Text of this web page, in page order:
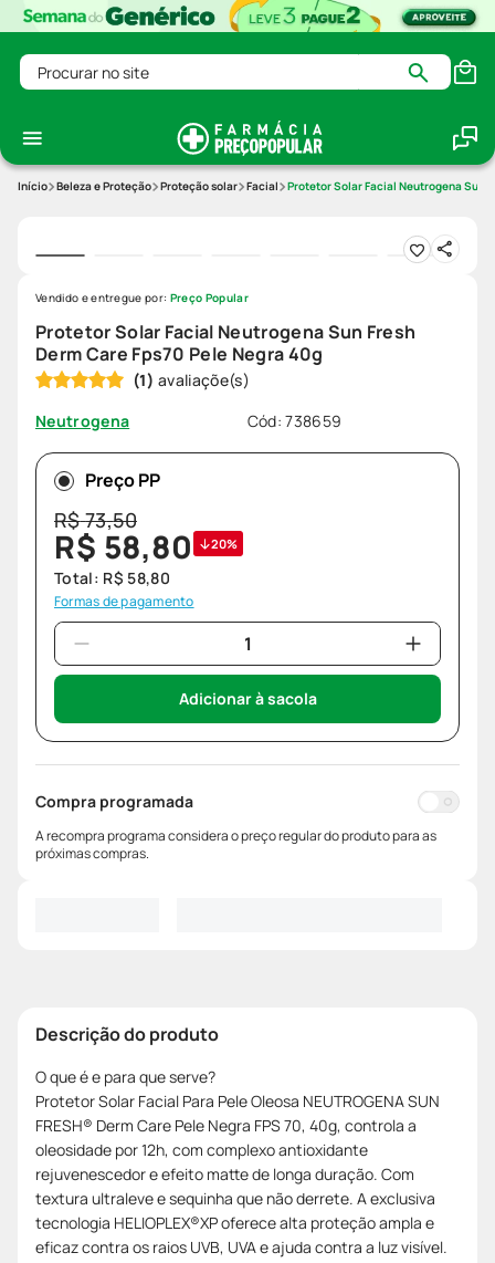
Procurar no site
Beleza e Proteção Proteção solar Facial Protetor Solar Facial Neutrogena Sun
Protetor Solar Facial Neutrogena Sun Fresh
Derm Care Fps70 Pele Negra 40g
(1)
Neutrogena
Cód:738659
Vendido e entregue por: Preço Popular
Preço PP
R$73,50
R$ 58,80 20%
Total: R$ 58,80
Formas de pagamento
Adicionar à sacola
Compra programada
A recompra programa considera o preço regular do produto para as
próximas compras.
Descrição do produto
O que é e para que serve?
Protetor Solar Facial Para Pele Oleosa NEUTROGENA SUN
FRESH® Derm Care Pele Negra FPS 70, 40g, controla a
oleosidade por 12h, com complexo antioxidante
rejuvenescedor e efeito matte de longa duração. Com
textura ultraleve e sequinha que não derrete. A exclusiva
tecnologia HELIOPLEX®XP oferece alta proteção ampla e
eficaz contra os raios UVB, UVA e ajuda contra a luz visível.